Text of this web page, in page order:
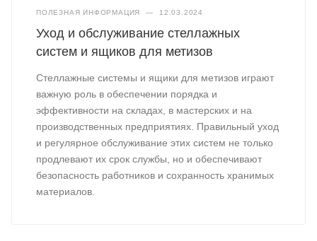
ПОЛЕЗНАЯ ИНФОРМАЦИЯ — 12.03.2024
Уход и обслуживание стеллажных
систем и ящиков для метизов
Стеллажные системы и ящики для метизов играют
важную роль в обеспечении порядка и
эффективности на складах, в мастерских и на
производственных предприятиях. Правильный уход
и регулярное обслуживание этих систем не только
продлевают их срок службы, но и обеспечивают
безопасность работников и сохранность хранимых
материалов.